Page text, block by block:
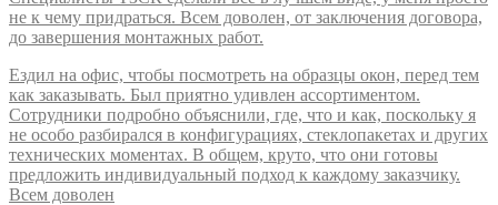
не к чему придраться. Всем доволен, от заключения договора,
до завершения монтажных работ.
Ездил на офис, чтобы посмотреть на образцы окон, перед тем
как заказывать. Был приятно удивлен ассортиментом.
Сотрудники подробно объяснили, где, что и как, поскольку я
не особо разбирался в конфигурациях, стеклопакетах и других
технических моментах. В общем, круто, что они готовы
предложить индивидуальный подход к каждому заказчику.
Всем доволен